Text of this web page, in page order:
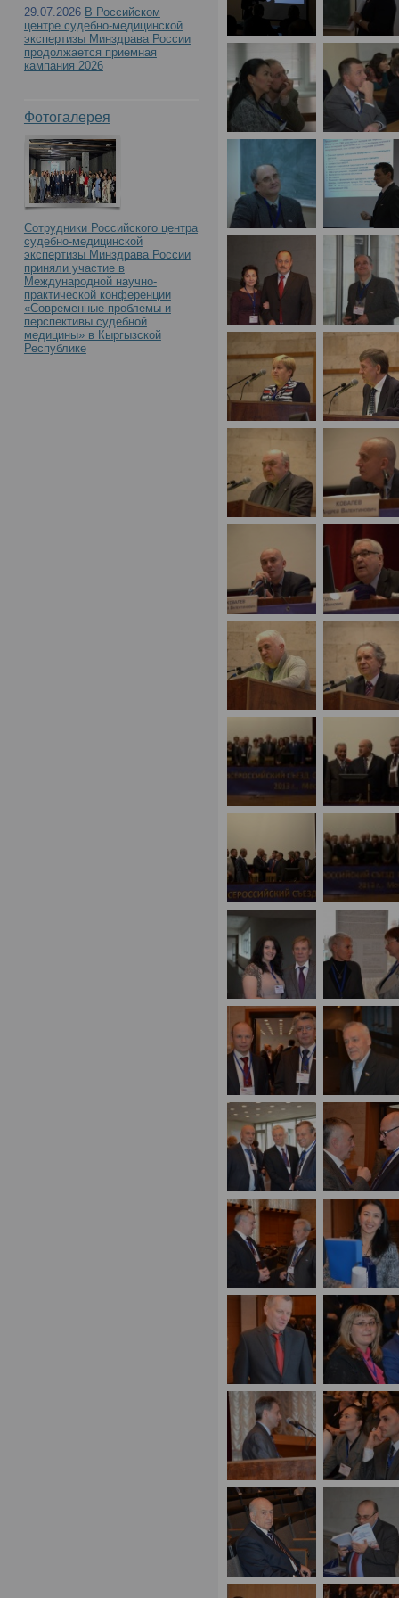
29.07.2026 В Российском
центре судебно-медицинской
экспертизы Минздрава России
продолжается приемная
кампания 2026
Фотогалерея
Сотрудники Российского центра
судебно-медицинской
экспертизы Минздрава России
приняли участие в
Международной научно-
практической конференции
«Современные проблемы и
перспективы судебной
медицины» в Кыргызской
Республике